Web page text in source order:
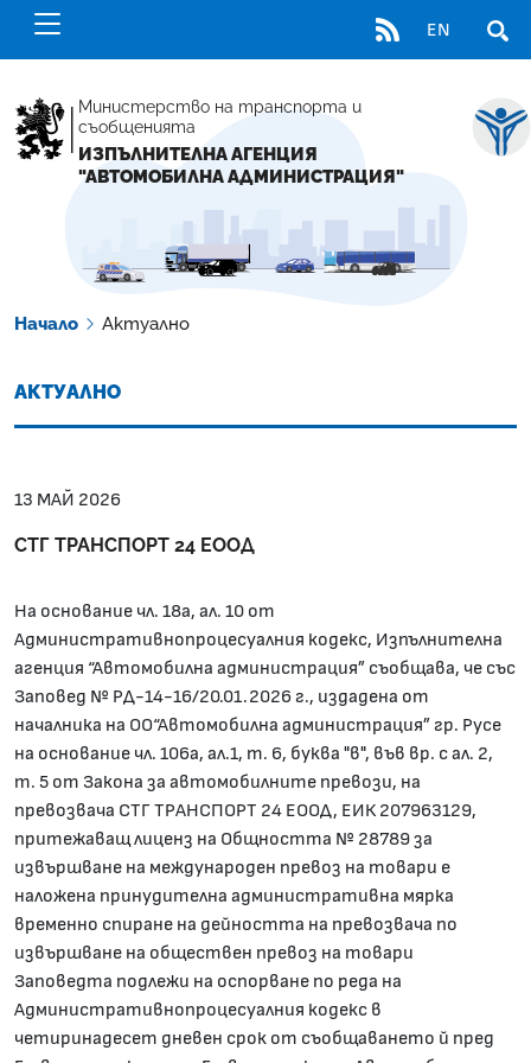
RSS EN
Министерство на транспорта и
съобщенията
ИЗПЪЛНИТЕЛНА АГЕНЦИЯ
"АВТОМОБИЛНА АДМИНИСТРАЦИЯ"
Начало Актуално
АКТУАЛНО
13 МАЙ 2026
СТГ ТРАНСПОРТ 24 ЕООД
На основание чл. 18а, ал. 10 от
Административнопроцесуалния кодекс, Изпълнителна
агенция “Автомобилна администрация” съобщава, че със
Заповед № РД-14-16/20.01.2026 г., издадена от
началника на ОО“Автомобилна администрация” гр. Русе
на основание чл. 106а, ал.1, т. 6, буква "в", във вр. с ал. 2,
т. 5 от Закона за автомобилните превози, на
превозвача СТГ ТРАНСПОРТ 24 ЕООД, ЕИК 207963129,
притежаващ лиценз на Общността № 28789 за
извършване на международен превоз на товари е
наложена принудителна административна мярка
временно спиране на дейността на превозвача по
извършване на обществен превоз на товари
Заповедта подлежи на оспорване по реда на
Административнопроцесуалния кодекс в
четиринадесет дневен срок от съобщаването й пред